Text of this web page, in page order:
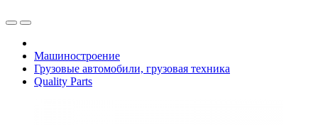
Машиностроение
Грузовые автомобили, грузовая техника
Quality Parts